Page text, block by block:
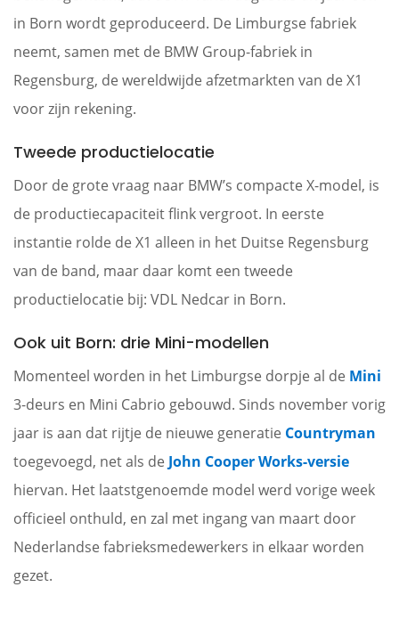
in Born wordt geproduceerd. De Limburgse fabriek
neemt, samen met de BMW Group-fabriek in
Regensburg, de wereldwijde afzetmarkten van de X1
voor zijn rekening.
Tweede productielocatie
Door de grote vraag naar BMW’s compacte X-model, is
de productiecapaciteit flink vergroot. In eerste
instantie rolde de X1 alleen in het Duitse Regensburg
van de band, maar daar komt een tweede
productielocatie bij: VDL Nedcar in Born.
Ook uit Born: drie Mini-modellen
Momenteel worden in het Limburgse dorpje al de Mini
3-deurs en Mini Cabrio gebouwd. Sinds november vorig
jaar is aan dat rijtje de nieuwe generatie Countryman
toegevoegd, net als de John Cooper Works-versie
hiervan. Het laatstgenoemde model werd vorige week
officieel onthuld, en zal met ingang van maart door
Nederlandse fabrieksmedewerkers in elkaar worden
gezet.